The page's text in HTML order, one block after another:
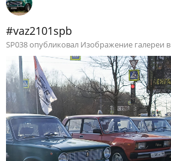
#vaz2101spb
SP038 опубликовал Изображение галереи в